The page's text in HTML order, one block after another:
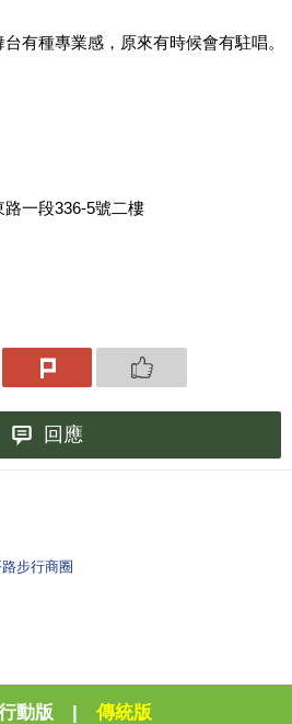
有種專業感，原來有時候會有駐唱。
一段336-5號二樓
回應
步行商圈
動版 | 傳統版